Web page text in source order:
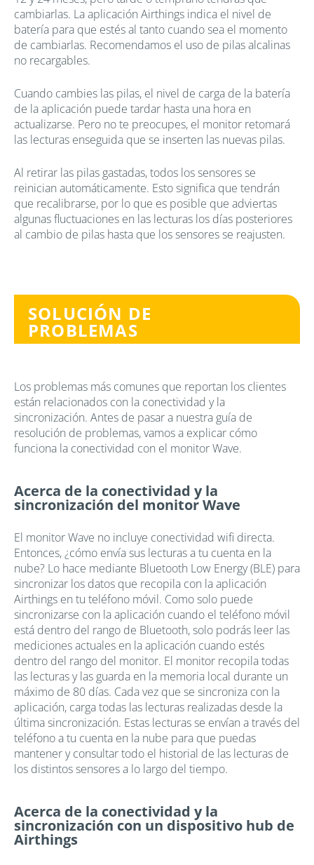
cambiarlas. La aplicación Airthings indica el nivel de
batería para que estés al tanto cuando sea el momento
de cambiarlas. Recomendamos el uso de pilas alcalinas
no recargables.
Cuando cambies las pilas, el nivel de carga de la batería
de la aplicación puede tardar hasta una hora en
actualizarse. Pero no te preocupes, el monitor retomará
las lecturas enseguida que se inserten las nuevas pilas.
Al retirar las pilas gastadas, todos los sensores se
reinician automáticamente. Esto significa que tendrán
que recalibrarse, por lo que es posible que adviertas
algunas fluctuaciones en las lecturas los días posteriores
al cambio de pilas hasta que los sensores se reajusten.
SOLUCIÓN DE
PROBLEMAS
Los problemas más comunes que reportan los clientes
están relacionados con la conectividad y la
sincronización. Antes de pasar a nuestra guía de
resolución de problemas, vamos a explicar cómo
funciona la conectividad con el monitor Wave.
Acerca de la conectividad y la
sincronización del monitor Wave
El monitor Wave no incluye conectividad wifi directa.
Entonces, ¿cómo envía sus lecturas a tu cuenta en la
nube? Lo hace mediante Bluetooth Low Energy (BLE) para
sincronizar los datos que recopila con la aplicación
Airthings en tu teléfono móvil. Como solo puede
sincronizarse con la aplicación cuando el teléfono móvil
está dentro del rango de Bluetooth, solo podrás leer las
mediciones actuales en la aplicación cuando estés
dentro del rango del monitor. El monitor recopila todas
las lecturas y las guarda en la memoria local durante un
máximo de 80 días. Cada vez que se sincroniza con la
aplicación, carga todas las lecturas realizadas desde la
última sincronización. Estas lecturas se envían a través del
teléfono a tu cuenta en la nube para que puedas
mantener y consultar todo el historial de las lecturas de
los distintos sensores a lo largo del tiempo.
Acerca de la conectividad y la
sincronización con un dispositivo hub de
Airthings